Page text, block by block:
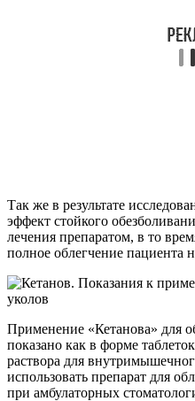
Так же в результате
эффект стойкого
лечения препаратом, в то
полное облегчение пациента
Применение «Кетанова» для
показано как в форме
раствора для
использовать препарат для
при амбулаторных